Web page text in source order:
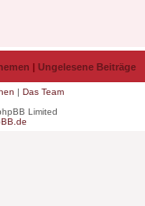
| Ungelesene Beiträge
| Das Team
Limited